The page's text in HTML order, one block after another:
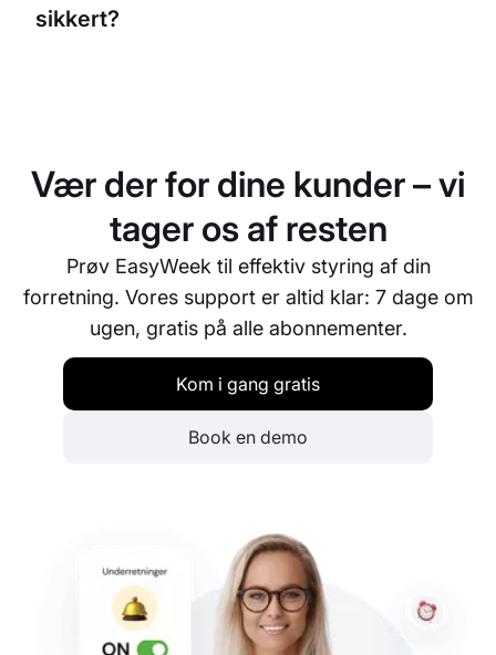
sikkert?
Vær der for dine kunder – vi
tager os af resten
Prøv EasyWeek til effektiv styring af din
forretning. Vores support er altid klar: 7 dage om
ugen, gratis på alle abonnementer.
Kom i gang gratis
Book en demo